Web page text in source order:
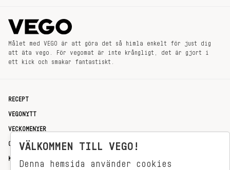
Målet med VEGO är att göra det så himla enkelt för just dig
att äta vego. För vegomat är inte krångligt, det är gjort i
ett kick och smakar fantastiskt.
RECEPT
VEGONYTT
VECKOMENYER
OM OSS
KONTAKT
VÄLKOMMEN TILL VEGO!
Denna hemsida använder cookies